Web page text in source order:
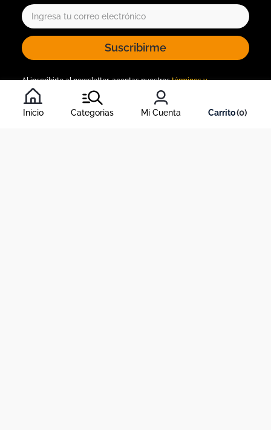
Inicio Categorias Mi Cuenta 0
Suscribirme
Al inscribirte al newsletter, aceptas nuestrostérminos y
condiciones
, y nuestra política de tratamiento de información